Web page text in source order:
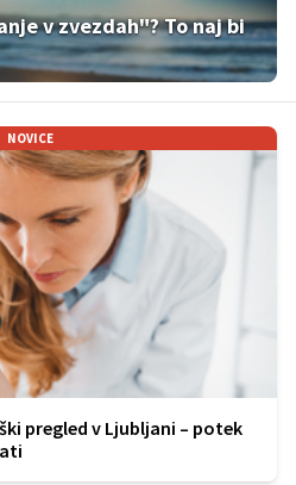
v zvezdah"? To naj bi
NOVICE
pregled v Ljubljani – potek